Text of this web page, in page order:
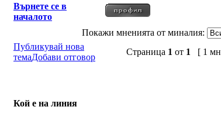
Върнете се в
началото
Покажи мненията от миналия:
Публикувай нова
темаДобави отговор
Страница 1 от 1 [ 1
Кой е на линия